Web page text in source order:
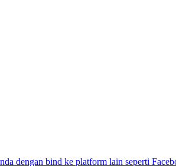
dengan bind ke platform lain seperti